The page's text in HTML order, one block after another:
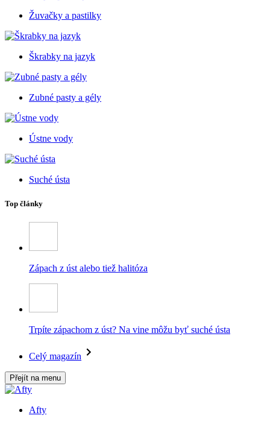
Žuvačky a pastilky
Škrabky na jazyk
Zubné pasty a gély
Ústne vody
Suché ústa
Top články
Zápach z úst alebo tiež halitóza
Trpíte zápachom z úst? Na vine môžu byť suché ústa
Celý magazín
Přejít na menu
Afty